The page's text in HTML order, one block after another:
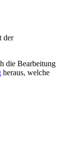
der
die Bearbeitung
heraus, welche